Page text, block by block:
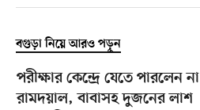
বগুড়া নিয়ে আরও পড়ুন
পরীক্ষার কেন্দ্রে যেতে পারলেন না
রামদয়াল, বাবাসহ দুজনের লাশ